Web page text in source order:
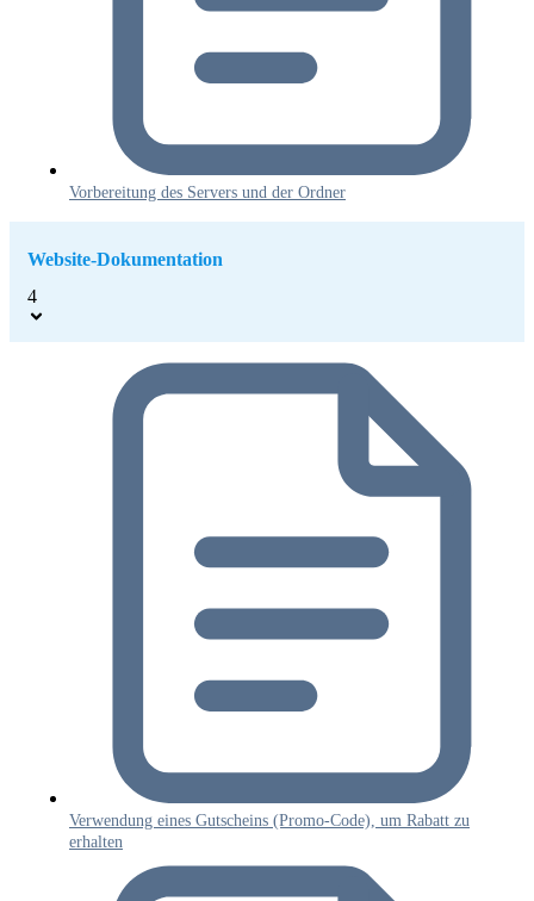
Vorbereitung des Servers und der Ordner
Website-Dokumentation
4
Verwendung eines Gutscheins (Promo‑Code), um Rabatt zu
erhalten